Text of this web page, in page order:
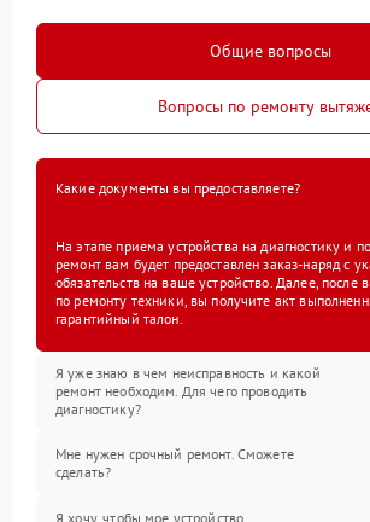
Общие вопросы
Вопросы по ремонту
Какие документы вы предоставляете?
На этапе приема устройства на диагностику и
ремонт вам будет предоставлен заказ-наряд с
обязательств на ваше устройство. Далее, после
по ремонту техники, вы получите акт
гарантийный талон.
Я уже знаю в чем неисправность и какой
ремонт необходим. Для чего проводить
диагностику?
Мне нужен срочный ремонт. Сможете
сделать?
Я хочу, чтобы мое устройство